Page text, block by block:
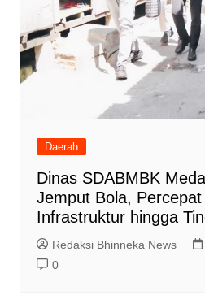
Daerah
Dinas SDABMBK
Jemput Bola,
Infrastruktur hingga
Redaksi Bhinneka News
0